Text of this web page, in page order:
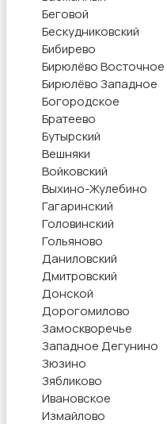
Беговой
Бескудниковский
Бибирево
Бирюлёво Восточное
Бирюлёво Западное
Богородское
Братеево
Бутырский
Вешняки
Войковский
Выхино-Жулебино
Гагаринский
Головинский
Гольяново
Даниловский
Дмитровский
Донской
Дорогомилово
Замоскворечье
Западное Дегунино
Зюзино
Зябликово
Ивановское
Измайлово